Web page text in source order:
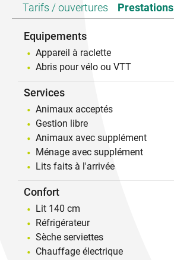
Tarifs / ouvertures Prestations
Equipements
Appareil à raclette
Abris pour vélo ou VTT
Services
Animaux acceptés
Gestion libre
Animaux avec supplément
Ménage avec supplément
Lits faits à l'arrivée
Confort
Lit 140 cm
Réfrigérateur
Sèche serviettes
Chauffage électrique